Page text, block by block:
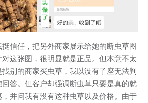
信任，把另外商家展示给她的断虫草图
对这张图，很明显就是正品。但本意不太
别的商家买虫草，我以没有子座无法判
答。但客户却强调断虫草只要是真的就
并问我有没有这种虫草以及价格。由于